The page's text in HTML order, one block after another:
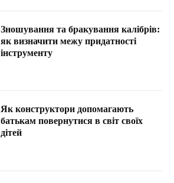
Зношування та бракування калібрів:
як визначити межу придатності
інструменту
Як конструктори допомагають
батькам повернутися в світ своїх
дітей